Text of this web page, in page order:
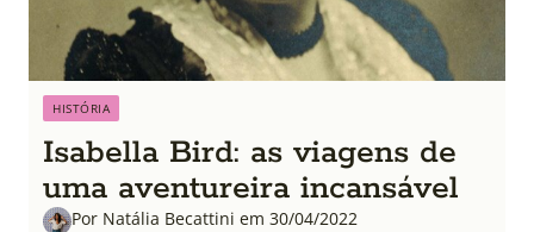
HISTÓRIA
Isabella Bird: as viagens de
uma aventureira incansável
Por Natália Becattini em 30/04/2022